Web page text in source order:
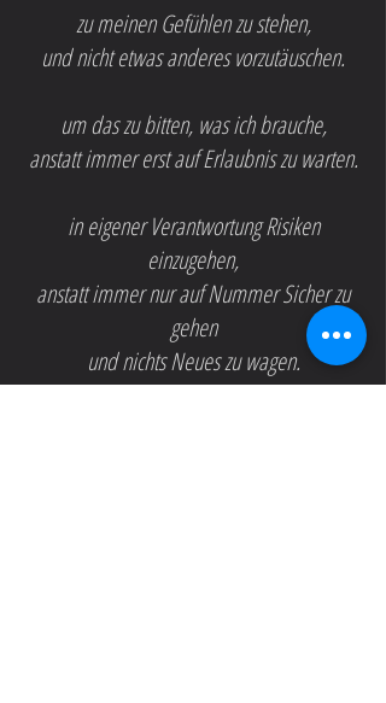
zu meinen Gefühlen zu stehen,
und nicht etwas anderes vorzutäuschen.
um das zu bitten, was ich brauche,
anstatt immer erst auf Erlaubnis zu warten.
in eigener Verantwortung Risiken
einzugehen,
anstatt immer nur auf Nummer Sicher zu
gehen
und nichts Neues zu wagen.